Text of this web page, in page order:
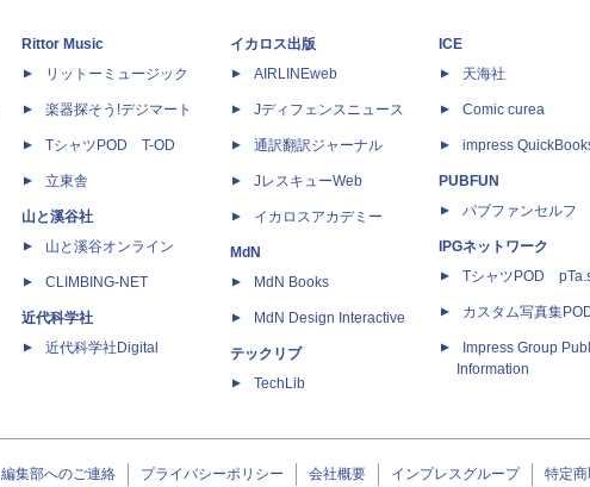
Rittor Music
リットーミュージック
楽器探そう!デジマート
TシャツPOD T-OD
立東舎
山と溪谷社
山と溪谷オンライン
CLIMBING-NET
近代科学社
近代科学社Digital
イカロス出版
AIRLINEweb
Jディフェンスニュース
通訳翻訳ジャーナル
JレスキューWeb
イカロスアカデミー
MdN
MdN Books
MdN Design Interactive
テックリブ
TechLib
ICE
天海社
Comic curea
impress
PUBFUN
パブファンセルフ
IPGネットワーク
TシャツPOD
カスタム写真集
Impress Group
Information
編集部へのご連絡 プライバシーポリシー 会社概要 インプレスグループ 特定